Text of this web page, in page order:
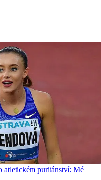
atletickém puritánství: Mé